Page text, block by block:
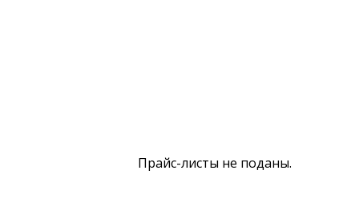
Прайс-листы не поданы.